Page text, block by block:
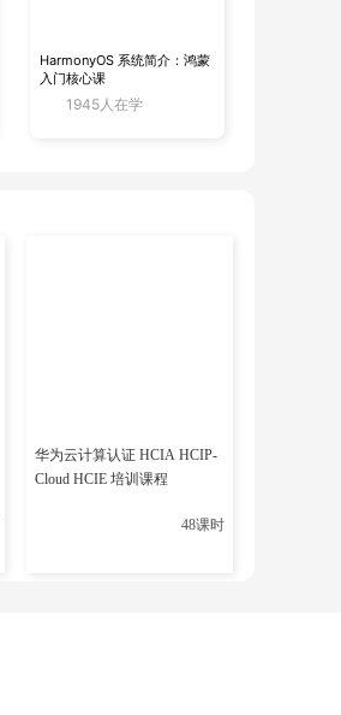
HarmonyOS 系统简介：鸿蒙
入门核心课
1945人在学
华为云计算认证 HCIA HCIP-
Cloud HCIE 培训课程
48课时